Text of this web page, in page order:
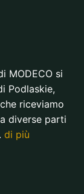
MODECO si
Podlaskie,
riceviamo
diverse parti
di più